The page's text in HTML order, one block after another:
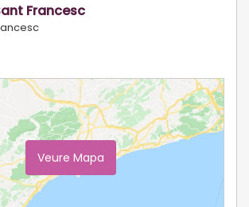
Francesc
Veure Mapa